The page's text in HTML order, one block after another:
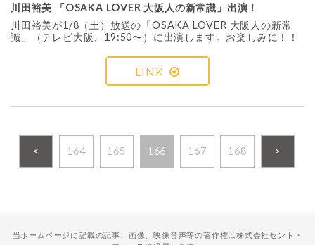
川田裕美 「OSAKA LOVER 大阪人の新常識」出演！
川田裕美が1/8（土）放送の「OSAKA LOVER 大阪人の新常
識」（テレビ大阪、19:50〜）に出演します。お楽しみに！！
LINK
< 164 165 166 167 168 >
当ホームページに記載の記事、画像、映像音声等の著作権は株式会社セント・